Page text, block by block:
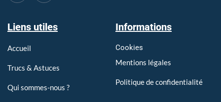
Liens utiles
Accueil
Trucs & Astuces
Qui sommes-nous ?
Informations
Cookies
Mentions légales
Politique de confidentialité